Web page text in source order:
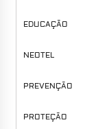
EDUCAÇÃO
NEOTEL
PREVENÇÃO
PROTEÇÃO